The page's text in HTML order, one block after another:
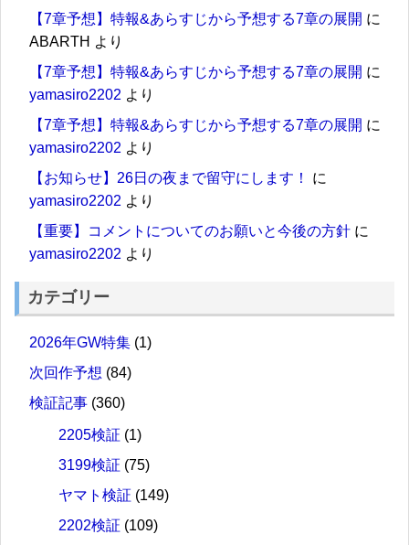
【7章予想】特報&あらすじから予想する7章の展開 に
ABARTH より
【7章予想】特報&あらすじから予想する7章の展開 に
yamasiro2202 より
【7章予想】特報&あらすじから予想する7章の展開 に
yamasiro2202 より
【お知らせ】26日の夜まで留守にします！
に
yamasiro2202 より
【重要】コメントについてのお願いと今後の方針 に
yamasiro2202 より
カテゴリー
2026年GW特集 (1)
次回作予想 (84)
検証記事 (360)
2205検証 (1)
3199検証 (75)
ヤマト検証 (149)
2202検証 (109)